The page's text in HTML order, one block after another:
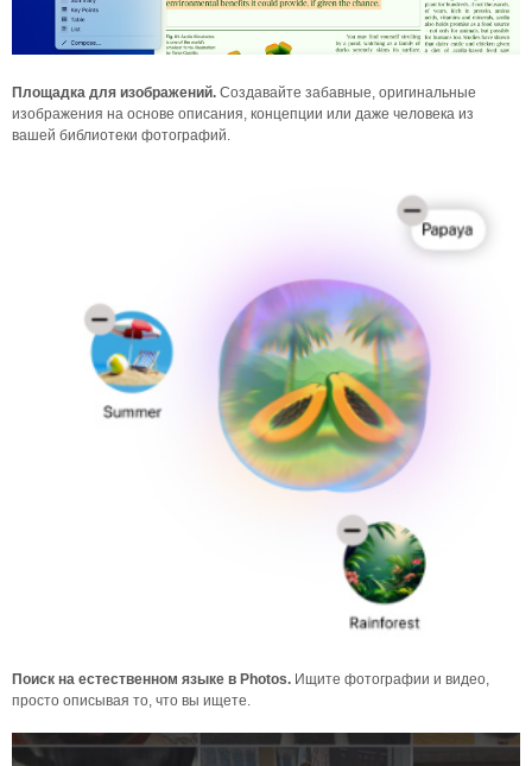
Площадка для изображений. Создавайте забавные, оригинальные
изображения на основе описания, концепции или даже человека из
вашей библиотеки фотографий.
Поиск на естественном языке в Photos. Ищите фотографии и видео,
просто описывая то, что вы ищете.